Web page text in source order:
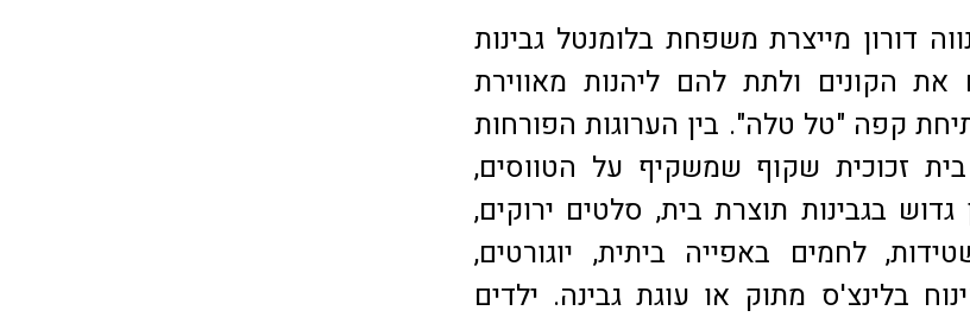
דורון מייצרת משפחת בלומנטל גבינות
את הקונים ולתת להם ליהנות מאווירת
קפה "טל טלה". בין הערוגות הפורחות
זכוכית שקוף שמשקיף על הטווסים,
גדוש בגבינות תוצרת בית, סלטים ירוקים,
לחמים באפייה ביתית, יוגורטים,
בלינצ'ס מתוק או עוגת גבינה. ילדים